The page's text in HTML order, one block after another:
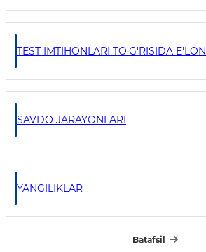
TEST IMTIHONLARI TO'G'RISIDA E'LON
SAVDO JARAYONLARI
YANGILIKLAR
Batafsil